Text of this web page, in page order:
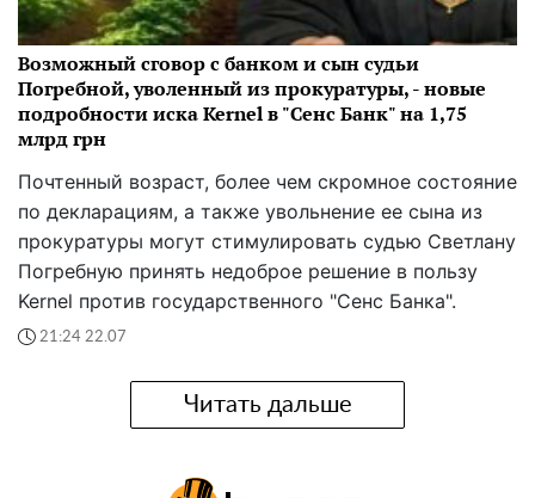
Возможный сговор с банком и сын судьи
Погребной, уволенный из прокуратуры, - новые
подробности иска Kernel в "Сенс Банк" на 1,75
млрд грн
Почтенный возраст, более чем скромное состояние
по декларациям, а также увольнение ее сына из
прокуратуры могут стимулировать судью Светлану
Погребную принять недоброе решение в пользу
Kernel против государственного "Сенс Банка".
21:24 22.07
Читать дальше